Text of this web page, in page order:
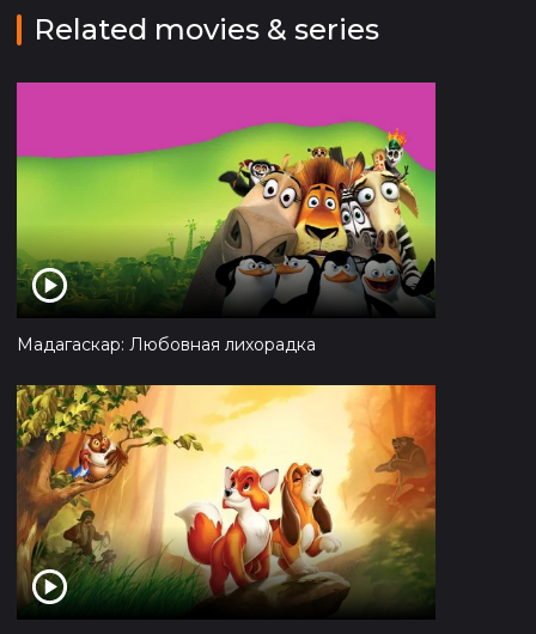
Related movies & series
Мадагаскар: Любовная лихорадка